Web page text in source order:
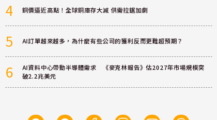
4 銅價逼近高點！全球銅庫存大減 供需拉鋸加劇
5 AI訂單越來越多，為什麼有些公司的獲利反而更難超預期？
6
AI資料中心帶動半導體需求 《麥克林報告》估2027年市場規模突
破2.2兆美元